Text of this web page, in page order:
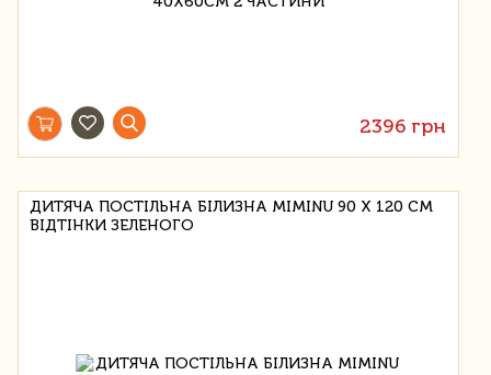
2396 грн
ДИТЯЧА ПОСТІЛЬНА БІЛИЗНА MIMINU 90 Х 120 СМ
ВІДТІНКИ ЗЕЛЕНОГО